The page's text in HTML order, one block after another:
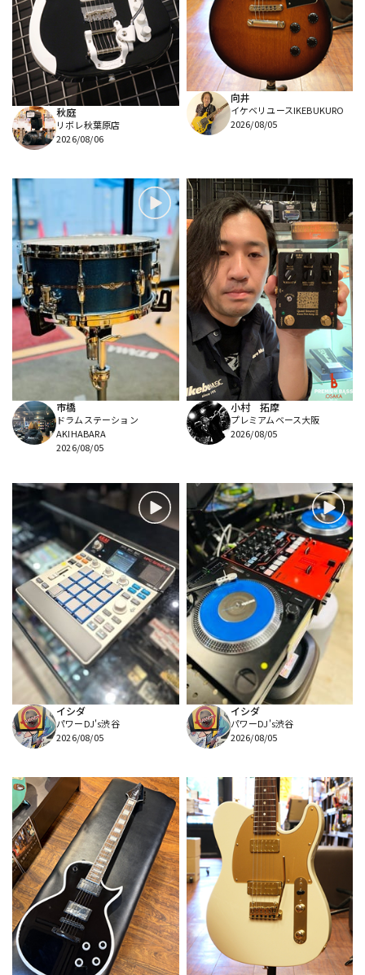
DTM オンライン納品 レコーディング機器
配信/ライブ機器 楽器アクセサリ
中古
秋庭
リボレ秋葉原店
2026/08/06
向井
イケベリユースIKEBUKURO
2026/08/05
市橋
ドラムステーション
AKIHABARA
2026/08/05
小村 拓摩
プレミアムベース大阪
2026/08/05
イシダ
パワーDJ's渋谷
2026/08/05
イシダ
パワーDJ's渋谷
2026/08/05